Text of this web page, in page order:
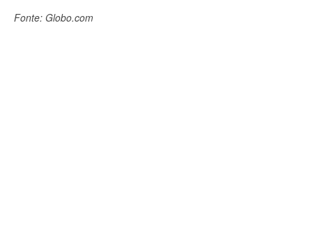
Fonte: Globo.com